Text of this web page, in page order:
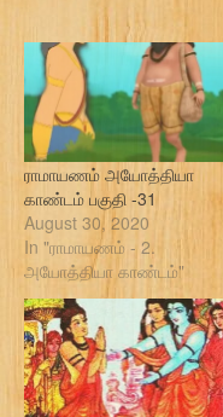
ராமாயணம் அயோத்தியா
காண்டம் பகுதி -31
August 30, 2020
In "ராமாயணம் - 2.
அயோத்தியா காண்டம்"